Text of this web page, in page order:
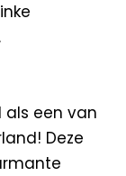
als een van
Deze